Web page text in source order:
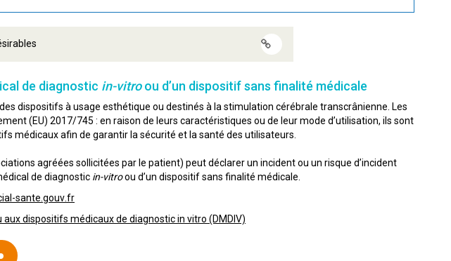
de diagnostic in-vitroou d’un dispositif sans finalité médicale
dispositifs à usage esthétique ou destinés à la stimulation cérébrale transcrânienne. Les
(EU) 2017/745 : en raison de leurs caractéristiques ou de leur mode d’utilisation, ils sont
médicaux afin de garantir la sécurité et la santé des utilisateurs.
agréées sollicitées par le patient) peut déclarer un incident ou un risque d’incident
de diagnostic in-vitroou d’un dispositif sans finalité médicale.
sante.gouv.fr
dispositifs médicaux de diagnostic in vitro (DMDIV)